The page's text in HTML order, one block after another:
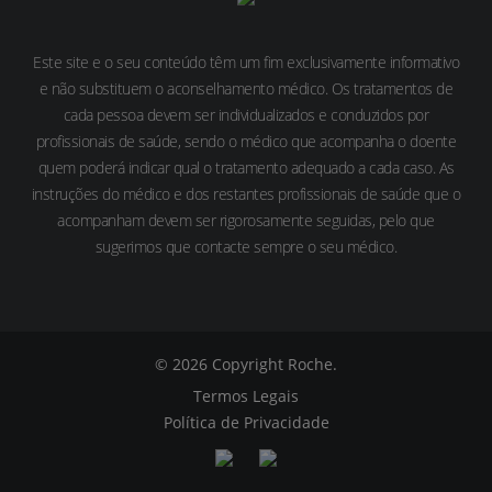
Este site e o seu conteúdo têm um fim exclusivamente informativo
e não substituem o aconselhamento médico. Os tratamentos de
cada pessoa devem ser individualizados e conduzidos por
profissionais de saúde, sendo o médico que acompanha o doente
quem poderá indicar qual o tratamento adequado a cada caso. As
instruções do médico e dos restantes profissionais de saúde que o
acompanham devem ser rigorosamente seguidas, pelo que
sugerimos que contacte sempre o seu médico.
© 2026 Copyright Roche.
Termos Legais
Política de Privacidade